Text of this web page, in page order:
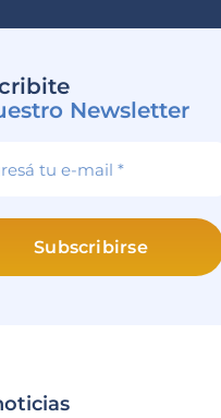
Newsletter
Subscribirse